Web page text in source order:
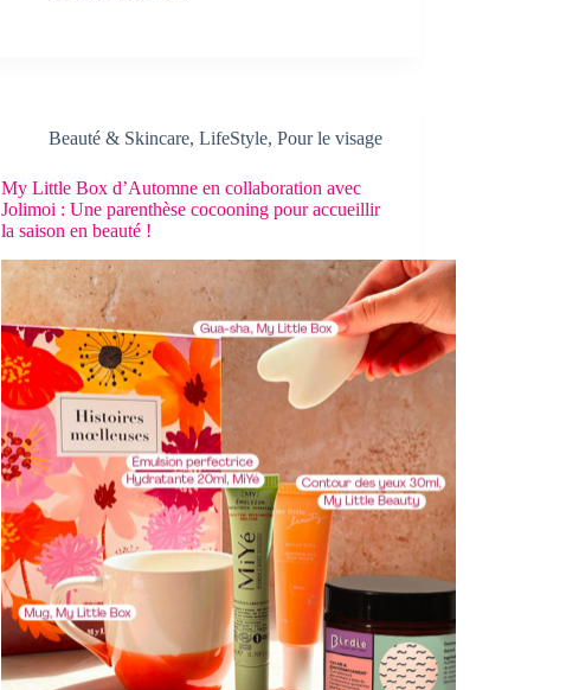
Beauté & Skincare,LifeStyle,Pour le visage
My Little Box d’Automne en collaboration avec
Jolimoi : Une parenthèse cocooning pour accueillir
la saison en beauté !